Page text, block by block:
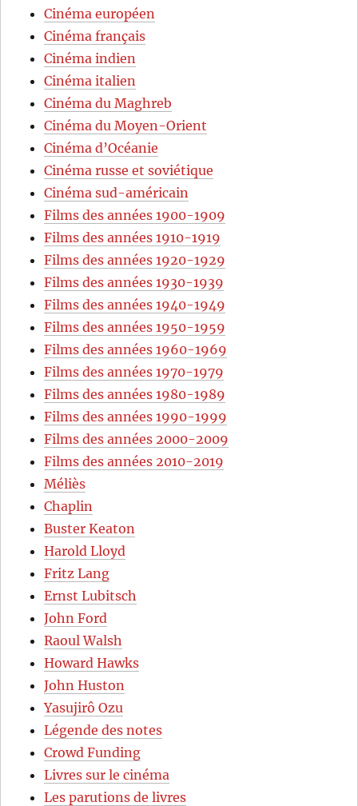
Cinéma européen
Cinéma français
Cinéma indien
Cinéma italien
Cinéma du Maghreb
Cinéma du Moyen-Orient
Cinéma d’Océanie
Cinéma russe et soviétique
Cinéma sud-américain
Films des années 1900-1909
Films des années 1910-1919
Films des années 1920-1929
Films des années 1930-1939
Films des années 1940-1949
Films des années 1950-1959
Films des années 1960-1969
Films des années 1970-1979
Films des années 1980-1989
Films des années 1990-1999
Films des années 2000-2009
Films des années 2010-2019
Méliès
Chaplin
Buster Keaton
Harold Lloyd
Fritz Lang
Ernst Lubitsch
John Ford
Raoul Walsh
Howard Hawks
John Huston
Yasujirô Ozu
Légende des notes
Crowd Funding
Livres sur le cinéma
Les parutions de livres